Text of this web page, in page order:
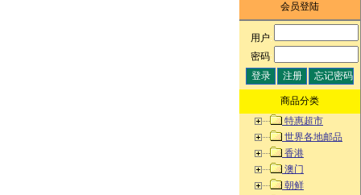
会员登陆
用户:
密码:
商品分类
特惠超市
世界各地邮品
香港
澳门
朝鲜